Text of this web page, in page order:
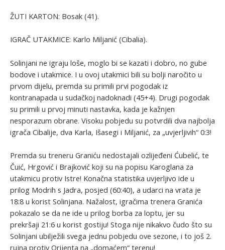
ŽUTI KARTON: Bosak (41).
IGRAČ UTAKMICE: Karlo Miljanić (Cibalia).
Solinjani ne igraju loše, moglo bi se kazati i dobro, no gube
bodove i utakmice. I u ovoj utakmici bili su bolji naročito u
prvom dijelu, premda su primili prvi pogodak iz
kontranapada u sudačkoj nadoknadi (45+4). Drugi pogodak
su primili u prvoj minuti nastavka, kada je kažnjen
nesporazum obrane. Visoku pobjedu su potvrdili dva najbolja
igrača Cibalije, dva Karla, Išasegi i Miljanić, za „uvjerljivih“ 0:3!
Premda su treneru Graniću nedostajali ozlijeđeni Ćubelić, te
Čuić, Hrgović i Brajković koji su na popisu Karoglana za
utakmicu protiv Istre! Konačna statistika uvjerljivo ide u
prilog Modrih s Jadra, posjed (60:40), a udarci na vrata je
18:8 u korist Solinjana. Nažalost, igračima trenera Granića
pokazalo se da ne ide u prilog borba za loptu, jer su
prekršaji 21:6 u korist gostiju! Stoga nije nikakvo čudo što su
Solinjani ubilježili svega jednu pobjedu ove sezone, i to još 2.
rujna protiv Orijenta na „domaćem“ terenu!